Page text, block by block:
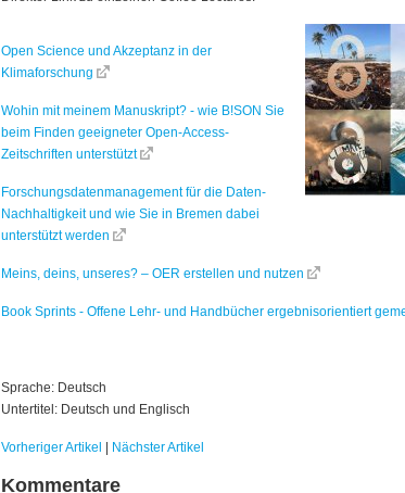
Open Science und Akzeptanz in der
Klimaforschung
Wohin mit meinem Manuskript? - wie B!SON Sie
beim Finden geeigneter Open-Access-
Zeitschriften unterstützt
Forschungsdatenmanagement für die Daten-
Nachhaltigkeit und wie Sie in Bremen dabei
unterstützt werden
Meins, deins, unseres? – OER erstellen und nutzen
Book Sprints - Offene Lehr- und Handbücher ergebnisorientiert
Sprache: Deutsch
Untertitel: Deutsch und Englisch
Vorheriger Artikel Nächster Artikel
Kommentare